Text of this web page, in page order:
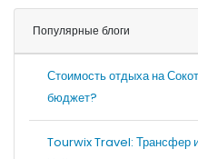
Популярные блоги
Стоимость отдыха на
бюджет?
Tourwix Travel: Трансфер